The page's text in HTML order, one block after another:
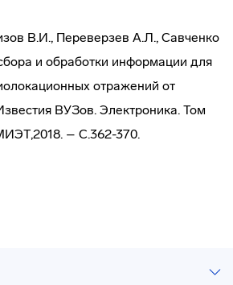
В.И., Переверзев А.Л., Савченко
и обработки информации для
отражений от
ВУЗов. Электроника. Том
– С.362-370.